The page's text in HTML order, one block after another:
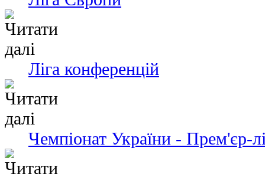
Ліга конференцій
Чемпіонат України - Прем'єр-